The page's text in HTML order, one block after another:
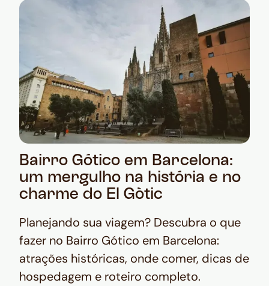
Bairro Gótico em Barcelona:
um mergulho na história e no
charme do El Gòtic
Planejando sua viagem? Descubra o que
fazer no Bairro Gótico em Barcelona:
atrações históricas, onde comer, dicas de
hospedagem e roteiro completo.